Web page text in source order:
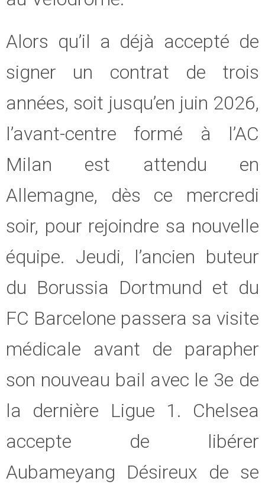
Alors qu’il a déjà accepté de
signer un contrat de trois
années, soit jusqu’en juin 2026,
l’avant-centre formé à l’AC
Milan est attendu en
Allemagne, dès ce mercredi
soir, pour rejoindre sa nouvelle
équipe. Jeudi, l’ancien buteur
du Borussia Dortmund et du
FC Barcelone passera sa visite
médicale avant de parapher
son nouveau bail avec le 3e de
la dernière Ligue 1. Chelsea
accepte de libérer
Aubameyang Désireux de se